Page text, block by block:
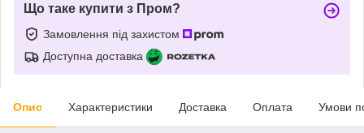
Що таке купити з Пром?
Замовлення під захистом
Доступна доставка
Опис Характеристики Доставка Оплата Умови